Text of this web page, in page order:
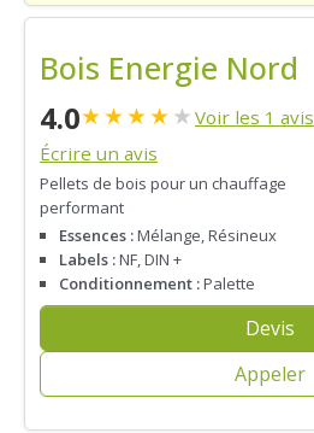
Bois Energie Nord
4.0★★★★★ Voir les 1 avis
Écrire un avis
Pellets de bois pour un chauffage
performant
Essences :Mélange, Résineux
Labels :NF, DIN +
Conditionnement :Palette
Devis
Appeler